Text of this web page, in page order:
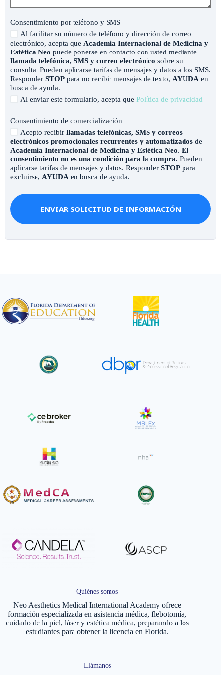
Consentimiento por teléfono y SMS
Al facilitar su número de teléfono y dirección de correo
electrónico, acepta que Academia Internacional de Medicina y
Estética Neo puede ponerse en contacto con usted mediante
llamada telefónica, SMS y correo electrónico sobre su
consulta. Pueden aplicarse tarifas de mensajes y datos a los SMS.
Responder STOP para no recibir mensajes de texto, AYUDA en
busca de ayuda.
Al enviar este formulario, acepta que Política de privacidad
Consentimiento de comercialización
Acepto recibir llamadas telefónicas, SMS y correos
electrónicos promocionales recurrentes y automatizados de
Academia Internacional de Medicina y Estética Neo. El
consentimiento no es una condición para la compra.
aplicarse tarifas de mensajes y datos. Responder STOP para
excluirse, AYUDA en busca de ayuda.
ENVIAR SOLICITUD DE INFORMACIÓN
Quiénes somos
Neo Aesthetics Medical International Academy ofrece
formación especializada en asistencia médica, flebotomía,
cuidado de la piel, láser y estética médica, preparando a los
estudiantes para obtener la licencia en Florida.
Llámanos